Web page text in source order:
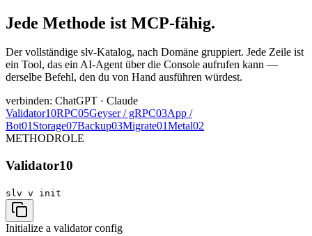
Jede Methode ist MCP-fähig.
Der vollständige slv-Katalog, nach Domäne gruppiert. Jede Zeile ist
ein Tool, das ein AI-Agent über die Console aufrufen kann —
derselbe Befehl, den du von Hand ausführen würdest.
verbinden: ChatGPT · Claude
Validator10RPC05Geyser / gRPC03App /
Bot01Storage07Backup03Migrate01Metal02
METHODROLE
Validator10
slv v init
Initialize a validator config